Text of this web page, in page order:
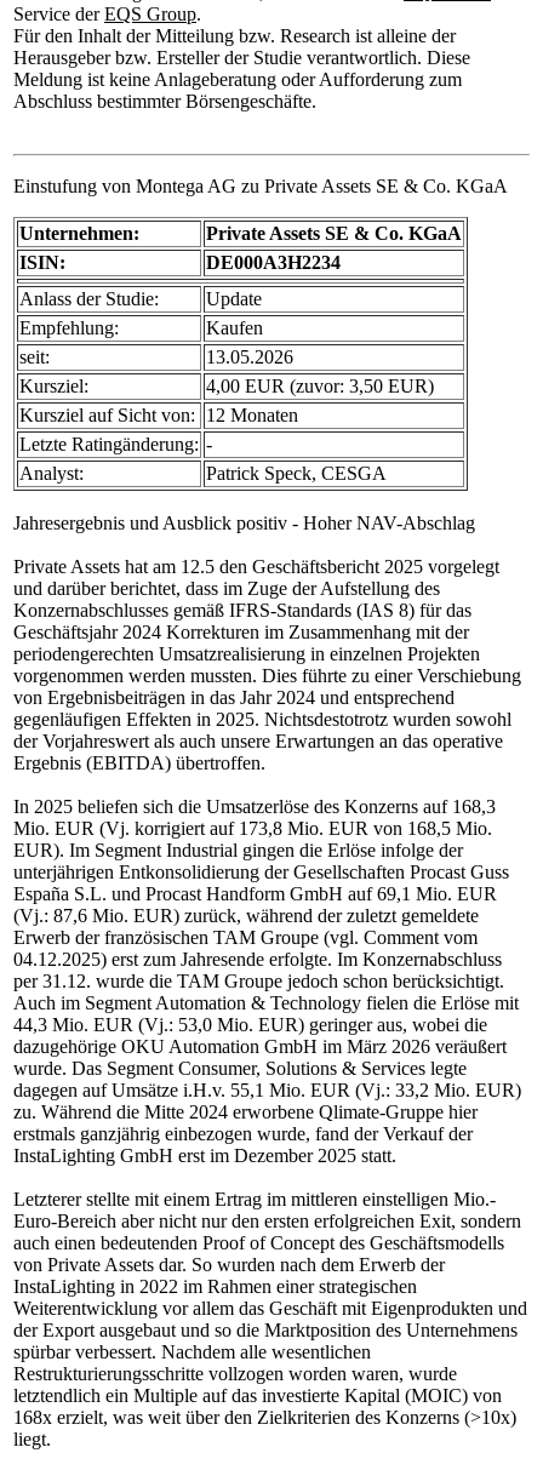
Service derEQS Group.
Für den Inhalt der Mitteilung bzw. Research ist alleine der
Herausgeber bzw. Ersteller der Studie verantwortlich. Diese
Meldung ist keine Anlageberatung oder Aufforderung zum
Abschluss bestimmter Börsengeschäfte.
Einstufung von Montega AG zu Private Assets SE & Co. KGaA
Unternehmen:
Private Assets SE & Co. KGaA
ISIN:
DE000A3H2234
Anlass der Studie:
Update
Empfehlung:
Kaufen
seit:
13.05.2026
Kursziel:
4,00 EUR (zuvor: 3,50 EUR)
Kursziel auf Sicht von:
12 Monaten
Letzte Ratingänderung: -
Analyst:
Patrick Speck, CESGA
Jahresergebnis und Ausblick positiv - Hoher NAV-Abschlag
Private Assets hat am 12.5 den Geschäftsbericht 2025 vorgelegt
und darüber berichtet, dass im Zuge der Aufstellung des
Konzernabschlusses gemäß IFRS-Standards (IAS 8) für das
Geschäftsjahr 2024 Korrekturen im Zusammenhang mit der
periodengerechten Umsatzrealisierung in einzelnen Projekten
vorgenommen werden mussten. Dies führte zu einer Verschiebung
von Ergebnisbeiträgen in das Jahr 2024 und entsprechend
gegenläufigen Effekten in 2025. Nichtsdestotrotz wurden sowohl
der Vorjahreswert als auch unsere Erwartungen an das operative
Ergebnis (EBITDA) übertroffen.
In 2025 beliefen sich die Umsatzerlöse des Konzerns auf 168,3
Mio. EUR (Vj. korrigiert auf 173,8 Mio. EUR von 168,5 Mio.
EUR). Im Segment Industrial gingen die Erlöse infolge der
unterjährigen Entkonsolidierung der Gesellschaften Procast Guss
España S.L. und Procast Handform GmbH auf 69,1 Mio. EUR
(Vj.: 87,6 Mio. EUR) zurück, während der zuletzt gemeldete
Erwerb der französischen TAM Groupe (vgl. Comment vom
04.12.2025) erst zum Jahresende erfolgte. Im Konzernabschluss
per 31.12. wurde die TAM Groupe jedoch schon berücksichtigt.
Auch im Segment Automation & Technology fielen die Erlöse mit
44,3 Mio. EUR (Vj.: 53,0 Mio. EUR) geringer aus, wobei die
dazugehörige OKU Automation GmbH im März 2026 veräußert
wurde. Das Segment Consumer, Solutions & Services legte
dagegen auf Umsätze i.H.v. 55,1 Mio. EUR (Vj.: 33,2 Mio. EUR)
zu. Während die Mitte 2024 erworbene Qlimate-Gruppe hier
erstmals ganzjährig einbezogen wurde, fand der Verkauf der
InstaLighting GmbH erst im Dezember 2025 statt.
Letzterer stellte mit einem Ertrag im mittleren einstelligen Mio.-
Euro-Bereich aber nicht nur den ersten erfolgreichen Exit, sondern
auch einen bedeutenden Proof of Concept des Geschäftsmodells
von Private Assets dar. So wurden nach dem Erwerb der
InstaLighting in 2022 im Rahmen einer strategischen
Weiterentwicklung vor allem das Geschäft mit Eigenprodukten und
der Export ausgebaut und so die Marktposition des Unternehmens
spürbar verbessert. Nachdem alle wesentlichen
Restrukturierungsschritte vollzogen worden waren, wurde
letztendlich ein Multiple auf das investierte Kapital (MOIC) von
168x erzielt, was weit über den Zielkriterien des Konzerns (>10x)
liegt.